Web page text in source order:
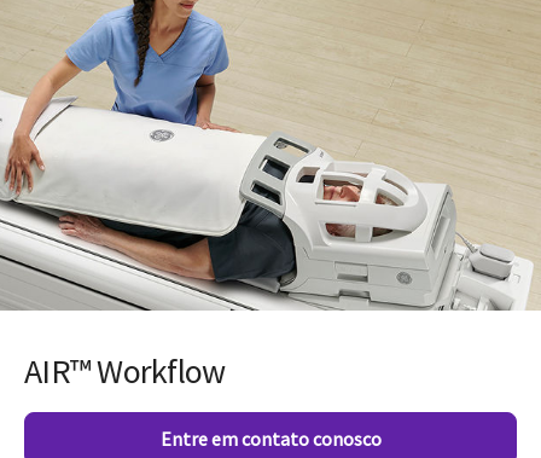
AIR™ Workflow
Entre em contato conosco